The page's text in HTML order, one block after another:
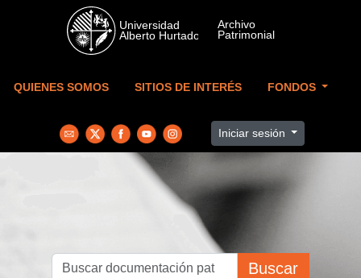
Skip to main content
QUIENES SOMOS SITIOS DE INTERÉS FONDOS
Iniciar sesión
Buscar